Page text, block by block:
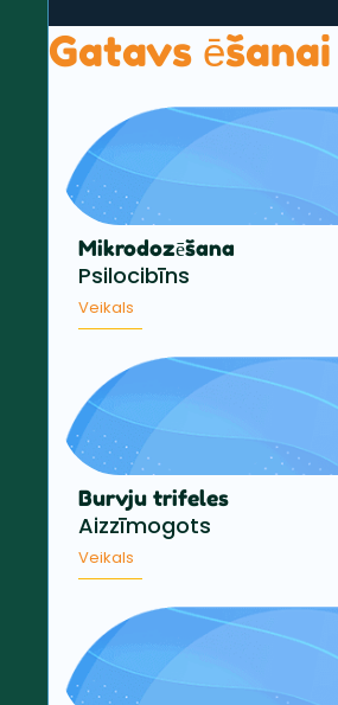
Gatavs ēšanai
Mikrodozēšana
Psilocibīns
Veikals
Burvju trifeles
Aizzīmogots
Veikals